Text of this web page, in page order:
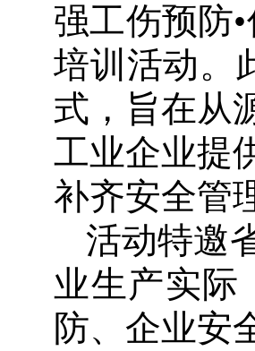
强工伤预防
培训活动。
式，旨在从
工业企业提
补齐安全管
活动特邀
业生产实际
防、企业安